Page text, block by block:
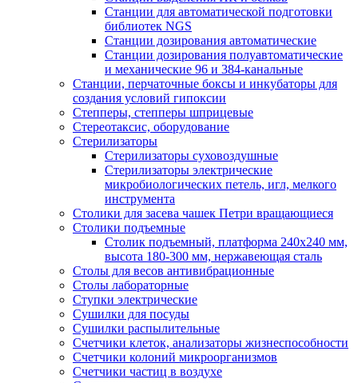
Станции для автоматической подготовки
библиотек NGS
Станции дозирования автоматические
Станции дозирования полуавтоматические
и механические 96 и 384-канальные
Станции, перчаточные боксы и инкубаторы для
создания условий гипоксии
Степперы, степперы шприцевые
Стереотаксис, оборудование
Стерилизаторы
Стерилизаторы суховоздушные
Стерилизаторы электрические
микробиологических петель, игл, мелкого
инструмента
Столики для засева чашек Петри вращающиеся
Столики подъемные
Столик подъемный, платформа 240х240 мм,
высота 180-300 мм, нержавеющая сталь
Столы для весов антивибрационные
Столы лабораторные
Ступки электрические
Сушилки для посуды
Сушилки распылительные
Счетчики клеток, анализаторы жизнеспособности
Счетчики колоний микроорганизмов
Счетчики частиц в воздухе